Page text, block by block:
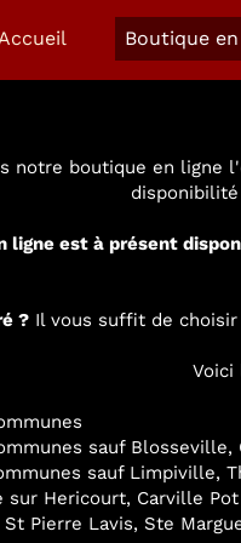
Boutique
notre boutique en ligne
ligne est à présent
? Il vous suffit de
Voici
sauf
sauf Limpiville,
Hericourt, Carville
Pierre Lavis, Ste